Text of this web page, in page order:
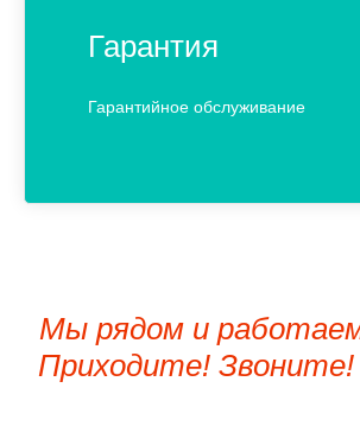
Гарантия
Гарантийное обслуживание
Мы рядом и
Приходите!